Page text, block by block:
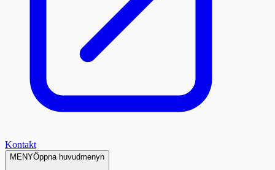
Kontakt
MENYÖppna huvudmenyn